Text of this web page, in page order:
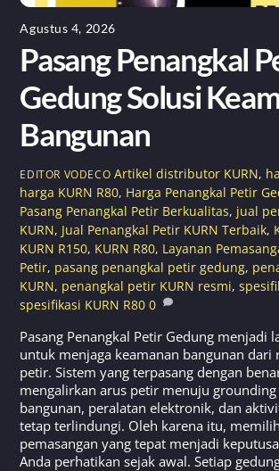
Agustus 4, 2026
Pasang Penangkal
Gedung Solusi
Bangunan
EDITOR VODECO Artikel distributor KURN,
harga KURN R80, Harga Penangkal Petir
Pasang Penangkal Petir Berkualitas, jual
KURN, Jual Penangkal Petir KURN Terbaik,
KURN R150, KURN R80, Layanan
Petir, pasang penangkal petir gedung,
KURN, penangkal petir KURN resmi,
spesifikasi KURN R80 0
Pasang Penangkal Petir Gedung menjadi
untuk menjaga keamanan bangunan dari
petir. Sistem yang terpasang dengan
mengalirkan arus petir menuju grounding
bangunan, peralatan elektronik, dan
tetap terlindungi. Oleh karena itu,
pemasangan yang tepat menjadi
Anda perhatikan sejak awal. Setiap